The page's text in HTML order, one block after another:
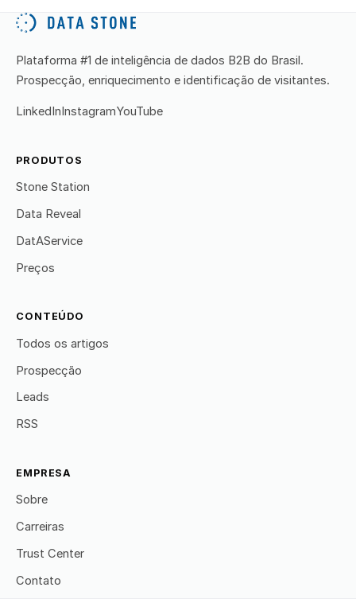
Plataforma #1 de inteligência de dados B2B do Brasil.
Prospecção, enriquecimento e identificação de visitantes.
LinkedInInstagramYouTube
PRODUTOS
Stone Station
Data Reveal
DatAService
Preços
CONTEÚDO
Todos os artigos
Prospecção
Leads
RSS
EMPRESA
Sobre
Carreiras
Trust Center
Contato